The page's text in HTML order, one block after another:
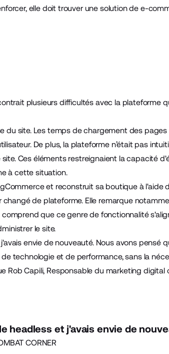
elle doit trouver une solution de e-
plusieurs difficultés avec la plateforme
du site. Les temps de chargement des
De plus, la plateforme n’était pas
Ces éléments restreignaient la capacité
à cette situation.
et reconstruit sa boutique à l'aide
de plateforme. Elle remarque
que ce genre de fonctionnalité
le site.
envie de nouveauté. Nous avons pensé
technologie et de performance, sans la
Rob Capili, Responsable du marketing digital
headless et j'avais envie de
CORNER